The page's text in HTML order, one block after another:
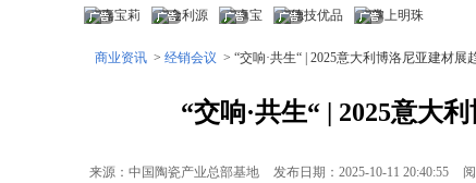
商业资讯 > 经销会议 > “交响·共生“ | 2025意大利博洛尼亚建材展
“交响·共生“ | 2025意大
来源：中国陶瓷产业总部基地 发布日期：2025-10-11 20:40:55